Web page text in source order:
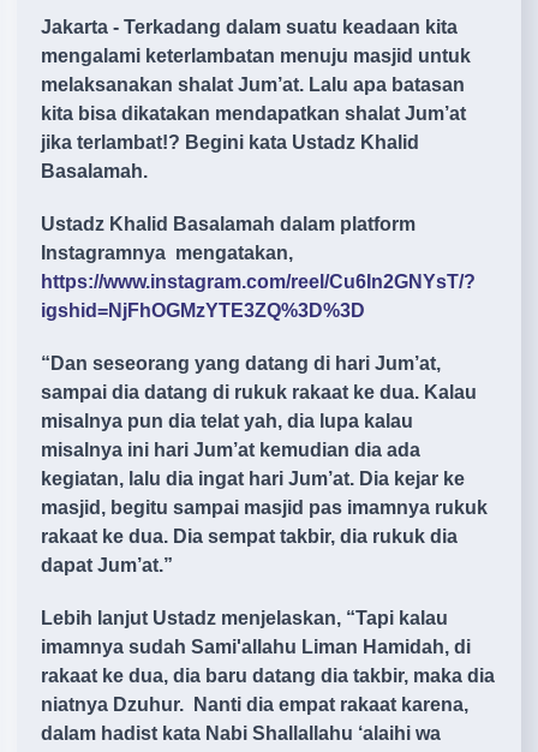
Jakarta - Terkadang dalam suatu keadaan kita
mengalami keterlambatan menuju masjid untuk
melaksanakan shalat Jum’at. Lalu apa batasan
kita bisa dikatakan mendapatkan shalat Jum’at
jika terlambat!? Begini kata Ustadz Khalid
Basalamah.
Ustadz Khalid Basalamah dalam platform
Instagramnya mengatakan,
https://www.instagram.com/reel/Cu6In2GNYsT/?
igshid=NjFhOGMzYTE3ZQ%3D%3D
“Dan seseorang yang datang di hari Jum’at,
sampai dia datang di rukuk rakaat ke dua. Kalau
misalnya pun dia telat yah, dia lupa kalau
misalnya ini hari Jum’at kemudian dia ada
kegiatan, lalu dia ingat hari Jum’at. Dia kejar ke
masjid, begitu sampai masjid pas imamnya rukuk
rakaat ke dua. Dia sempat takbir, dia rukuk dia
dapat Jum’at.”
Lebih lanjut Ustadz menjelaskan, “Tapi kalau
imamnya sudah Sami'allahu Liman Hamidah, di
rakaat ke dua, dia baru datang dia takbir, maka dia
niatnya Dzuhur. Nanti dia empat rakaat karena,
dalam hadist kata Nabi Shallallahu ‘alaihi wa